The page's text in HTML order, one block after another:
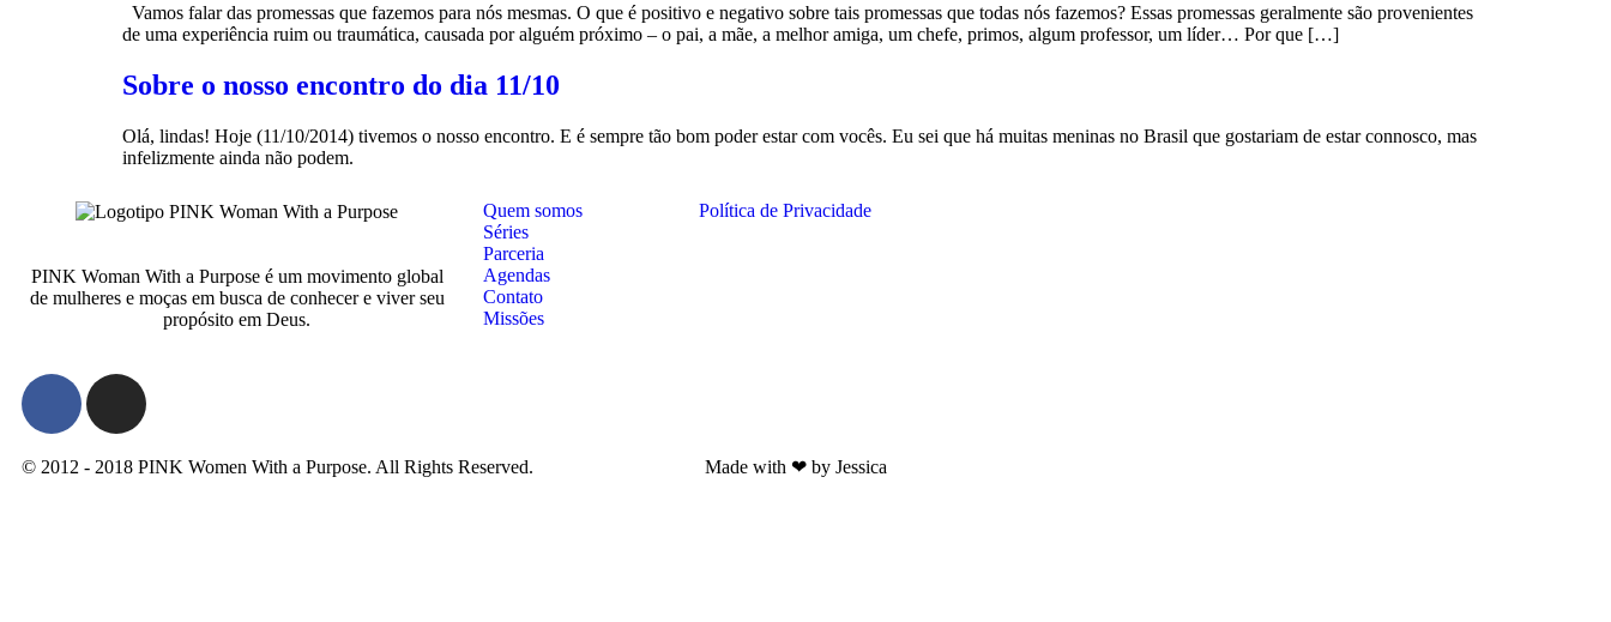
Vamos falar das promessas que fazemos para nós mesmas. O que é positivo e negativo sobre tais promessas que todas nós fazemos? Essas promessas geralmente são provenientes
de uma experiência ruim ou traumática, causada por alguém próximo – o pai, a mãe, a melhor amiga, um chefe, primos, algum professor, um líder… Por que […]
Sobre o nosso encontro do dia 11/10
Olá, lindas! Hoje (11/10/2014) tivemos o nosso encontro. E é sempre tão bom poder estar com vocês. Eu sei que há muitas meninas no Brasil que gostariam de estar connosco, mas
infelizmente ainda não podem.
PINK Woman With a Purpose é um movimento global
de mulheres e moças em busca de conhecer e viver seu
propósito em Deus.
Quem somos
Séries
Parceria
Agendas
Contato
Missões
Política de Privacidade
© 2012 - 2018 PINK Women With a Purpose. All Rights Reserved. Made with ❤ by Jessica